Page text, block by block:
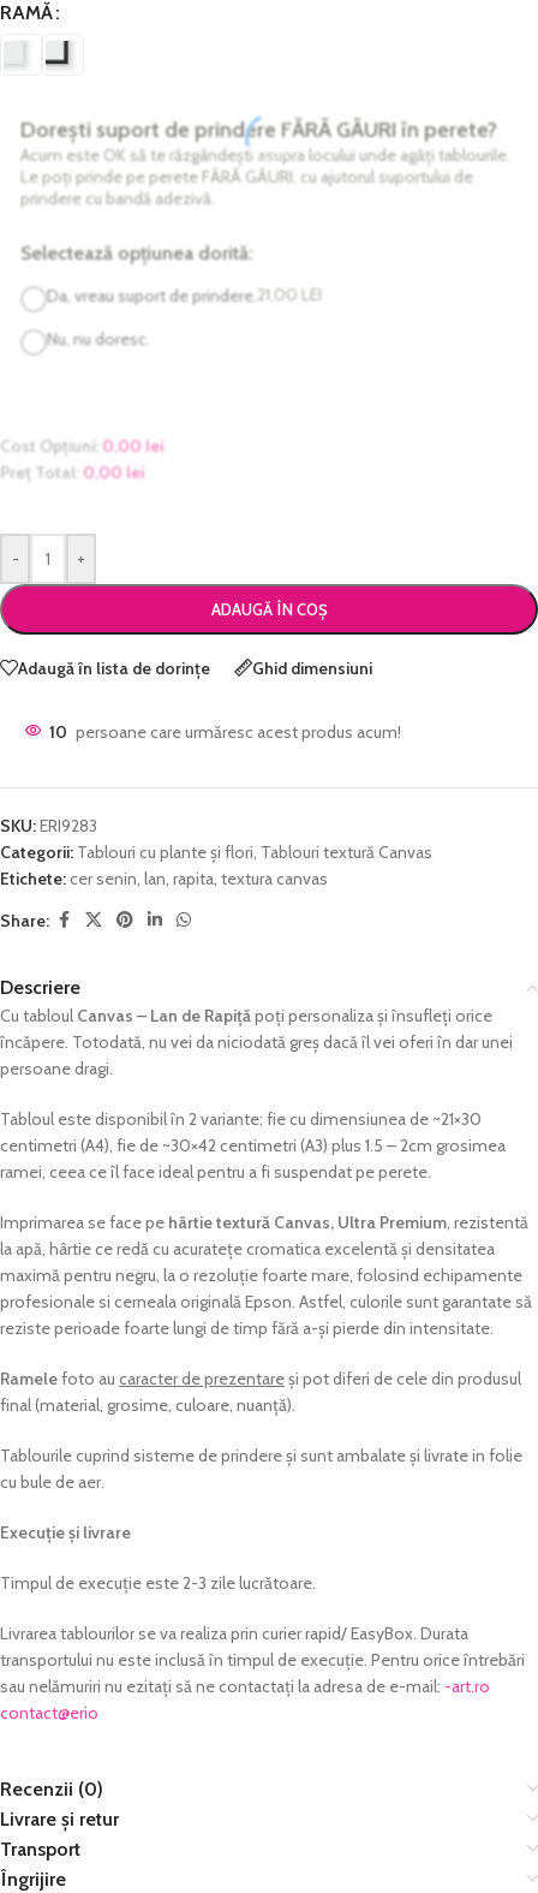
RAMĂ
Dorești suport de prindere FĂRĂ GĂURI în perete?
Acum este OK să te răzgândești asupra locului unde agăți tablourile.
Le poți prinde pe perete FĂRĂ GĂURI, cu ajutorul suportului de
prindere cu bandă adezivă.
Selectează opțiunea dorită:
Da, vreau suport de prindere. 21,00 LEI
Nu, nu doresc.
Cost Opțiuni: 0,00lei
Preț Total: 0,00lei
- +
ADAUGĂ ÎN COȘ
Adaugă în lista de dorințe Ghid dimensiuni
10 persoane care urmăresc acest produs acum!
SKU:ERI9283
Categorii: Tablouri cu plante și flori, Tablouri textură Canvas
Etichete:cer senin, lan, rapita, textura canvas
Share:
Descriere
Cu tabloul Canvas – Lan de Rapițăpoți personaliza și însufleți orice
încăpere. Totodată, nu vei da niciodată greș dacă îl vei oferi în dar unei
persoane dragi.
Tabloul este disponibil în 2 variante: fie cu dimensiunea de ~21×30
centimetri (A4), fie de ~30×42 centimetri (A3) plus 1.5 – 2cm grosimea
ramei, ceea ce îl face ideal pentru a fi suspendat pe perete.
Imprimarea se face pe hârtie textură Canvas, Ultra Premium, rezistentă
la apă, hârtie ce redă cu acuratețe cromatica excelentă și densitatea
maximă pentru negru, la o rezoluție foarte mare, folosind echipamente
profesionale si cerneala originală Epson. Astfel, culorile sunt garantate să
reziste perioade foarte lungi de timp fără a-și pierde din intensitate.
Ramelefoto au caracter de prezentareși pot diferi de cele din produsul
final (material, grosime, culoare, nuanță).
Tablourile cuprind sisteme de prindere și sunt ambalate și livrate in folie
cu bule de aer.
Execuție și livrare
Timpul de execuție este 2-3 zile lucrătoare.
Livrarea tablourilor se va realiza prin curier rapid/ EasyBox. Durata
transportului nu este inclusă în timpul de execuție. Pentru orice întrebări
sau nelămuriri nu ezitați să ne contactați la adresa de e-mail: or.tra-
oire
@tcatnoc
Recenzii (0)
Livrare și retur
Transport
Îngrijire